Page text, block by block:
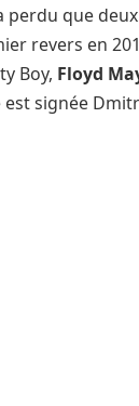
perdu que
revers en
Boy, Floyd
signée